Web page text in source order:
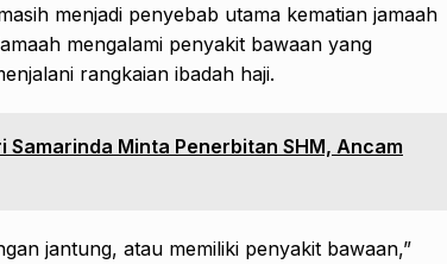
menjadi penyebab utama kematian jamaah
mengalami penyakit bawaan yang
rangkaian ibadah haji.
Samarinda Minta Penerbitan SHM, Ancam
jantung, atau memiliki penyakit bawaan,”